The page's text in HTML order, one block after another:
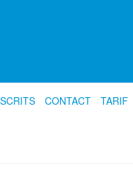
CONTACT TARIF